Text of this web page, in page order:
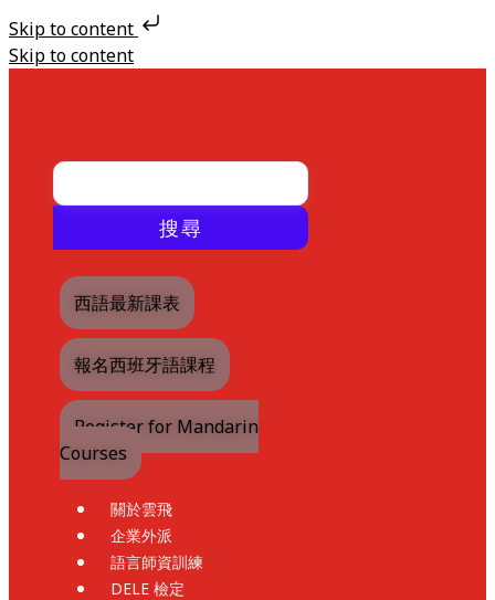
Skip to content
Skip to content
搜尋
西語最新課表
報名西班牙語課程
Register for Mandarin
Courses
關於雲飛
企業外派
語言師資訓練
DELE 檢定